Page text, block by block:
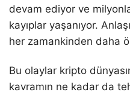
devam ediyor ve
kayıplar yaşanıyor.
her zamankinden daha
Bu olaylar kripto
kavramın ne kadar da